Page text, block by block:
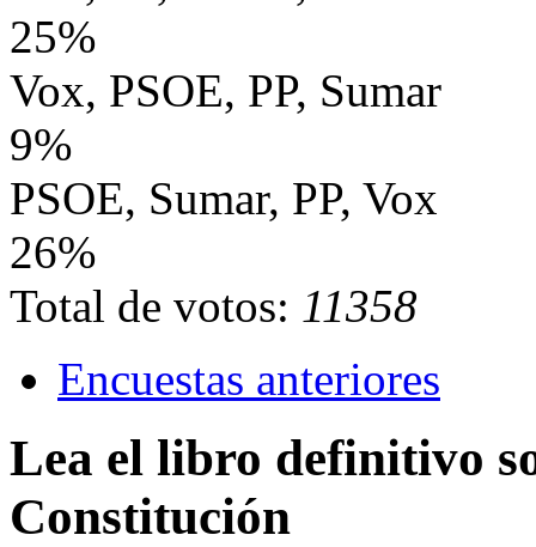
25%
Vox, PSOE, PP, Sumar
9%
PSOE, Sumar, PP, Vox
26%
Total de votos: 11358
Encuestas anteriores
Lea el libro definitivo
Constitución